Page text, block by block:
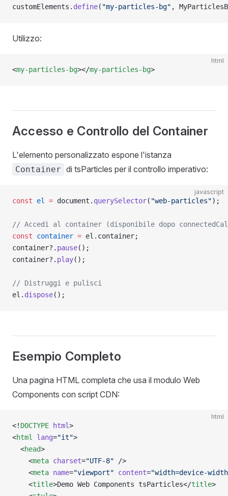
customElements. define( "my-particles-bg" ,
Utilizzo:
html
<my-particles-bg></my-particles-bg>
Accesso e Controllo del Container
L'elemento personalizzato espone l'istanza
Container di tsParticles per il controllo imperativo:
javascript
const el = document. querySelector( "web-particles");
// Accedi al container (disponibile dopo
const container = el.container;
container?. pause();
container?. play();
// Distruggi e pulisci
el. dispose();
Esempio Completo
Una pagina HTML completa che usa il modulo Web
Components con script CDN:
html
<! DOCTYPE html>
<html lang="it">
  <
head>
    <
meta charset="UTF-8" />
    <
meta name="viewport" content="width=device-
    <
title>Demo Web Components tsParticles</title>